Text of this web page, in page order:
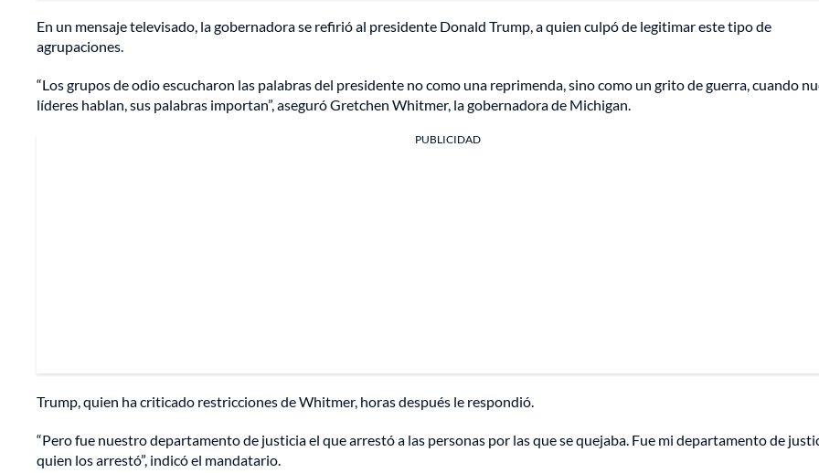
En un mensaje televisado, la gobernadora se refirió al presidente Donald Trump, a quien culpó de legitimar este tipo de
agrupaciones.
“Los grupos de odio escucharon las palabras del presidente no como una reprimenda, sino como un grito de guerra, cuando
líderes hablan, sus palabras importan”, aseguró Gretchen Whitmer, la gobernadora de Michigan.
PUBLICIDAD
Trump, quien ha criticado restricciones de Whitmer, horas después le respondió.
“Pero fue nuestro departamento de justicia el que arrestó a las personas por las que se quejaba. Fue mi departamento de
quien los arrestó”, indicó el mandatario.